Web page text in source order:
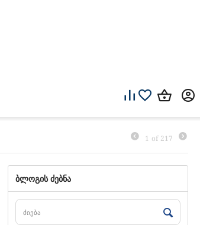
1 of 217
ბლოგის ძებნა